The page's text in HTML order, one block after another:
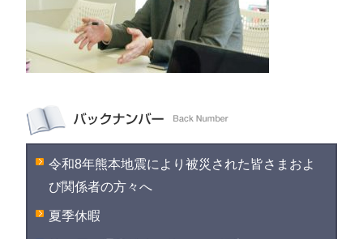
令和8年熊本地震により被災された皆さまおよ
び関係者の方々へ
夏季休暇